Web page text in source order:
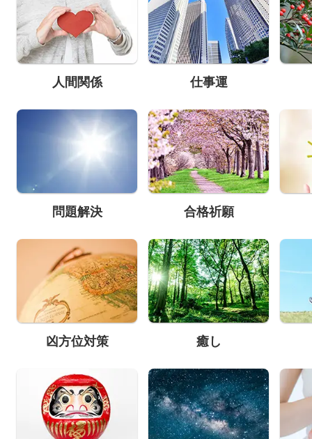
人間関係 仕事運
問題解決 合格祈願
凶方位対策 癒し